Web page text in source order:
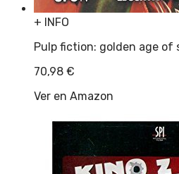
+ INFO
Pulp fiction: golden age
70,98 €
Ver en Amazon